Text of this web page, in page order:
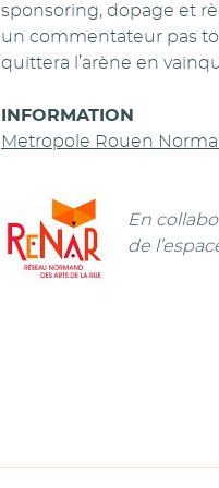
sponsoring, dopage et
un commentateur pas
quittera l’arène en
INFORMATION
Metropole Rouen
En
de